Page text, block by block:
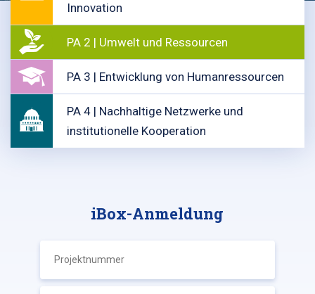
Innovation
PA 2 | Umwelt und Ressourcen
PA 3 | Entwicklung von Humanressourcen
PA 4 | Nachhaltige Netzwerke und
institutionelle Kooperation
iBox-Anmeldung